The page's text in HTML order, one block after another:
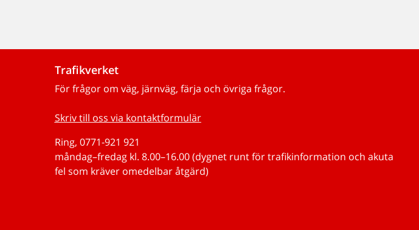
Trafikverket
För frågor om väg, järnväg, färja och övriga frågor.
Skriv till oss via kontaktformulär
Ring, 0771-921 921
måndag–fredag kl. 8.00–16.00 (dygnet runt för trafikinformation och akuta
fel som kräver omedelbar åtgärd)